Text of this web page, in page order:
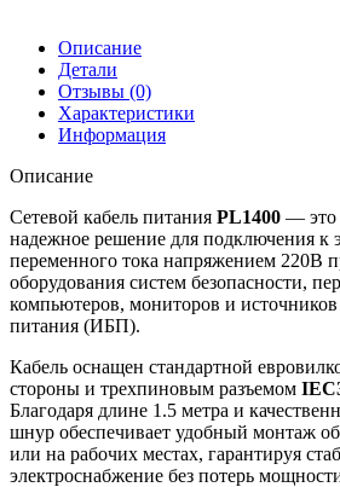
Описание
Детали
Отзывы (0)
Характеристики
Информация
Описание
Сетевой кабель питания PL1400 — это
надежное решение для подключения к
переменного тока напряжением 220В
оборудования систем безопасности,
компьютеров, мониторов и источников
питания (ИБП).
Кабель оснащен стандартной
стороны и трехпиновым разъемом
Благодаря длине 1.5 метра и
шнур обеспечивает удобный монтаж
или на рабочих местах, гарантируя
электроснабжение без потерь